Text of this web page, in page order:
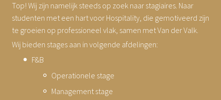
Top! Wij zijn namelijk steeds op zoek naar stagiaires. Naar
studenten met een hart voor Hospitality, die gemotiveerd zijn
te groeien op professioneel vlak, samen met Van der Valk.
Wij bieden stages aan in volgende afdelingen:
F&B
Operationele stage
Management stage